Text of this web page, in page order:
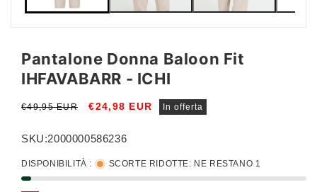
Pantalone Donna Baloon Fit
IHFAVABARR - ICHI
Prezzo
listino
€49,95 EUR
Prezzo
€24,98 EUR In offerta
SKU:2000000586236
DISPONIBILITÀ : SCORTE RIDOTTE: NE RESTANO 1